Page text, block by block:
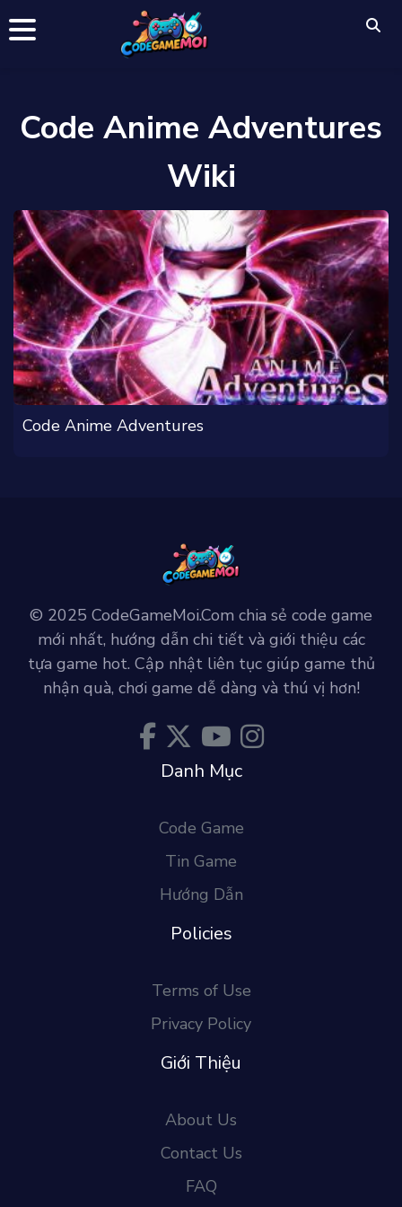
Code Anime Adventures
Wiki
Code Anime Adventures
© 2025 CodeGameMoi.Com chia sẻ code game
mới nhất, hướng dẫn chi tiết và giới thiệu các
tựa game hot. Cập nhật liên tục giúp game thủ
nhận quà, chơi game dễ dàng và thú vị hơn!
Danh Mục
Code Game
Tin Game
Hướng Dẫn
Policies
Terms of Use
Privacy Policy
Giới Thiệu
About Us
Contact Us
FAQ